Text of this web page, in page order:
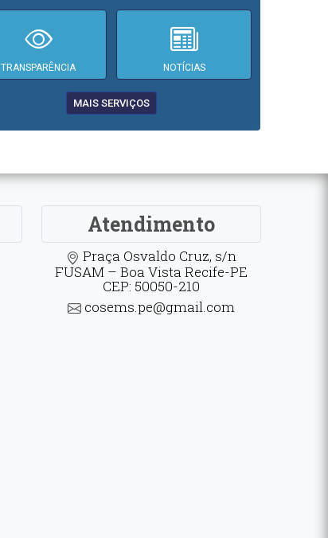
TRANSPARÊNCIA NOTÍCIAS
MAIS SERVIÇOS
Atendimento
Praça Osvaldo Cruz, s/n
FUSAM – Boa Vista Recife-PE
CEP: 50050-210
cosems.pe@gmail.com